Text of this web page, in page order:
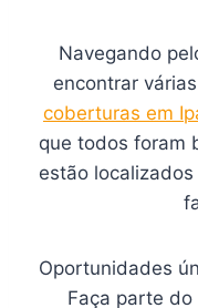
Navegando
encontrar
coberturas em
que todos foram
estão
Oportunidades
Faça parte do